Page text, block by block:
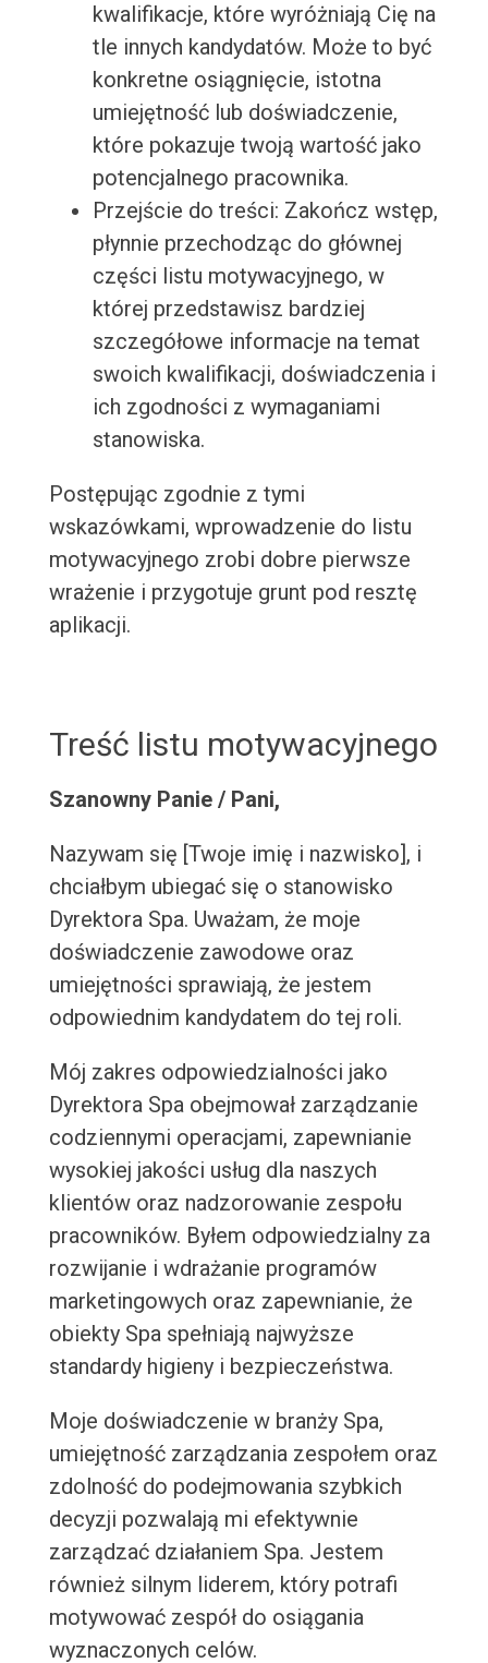
kwalifikacje, które wyróżniają Cię na
tle innych kandydatów. Może to być
konkretne osiągnięcie, istotna
umiejętność lub doświadczenie,
które pokazuje twoją wartość jako
potencjalnego pracownika.
Przejście do treści: Zakończ wstęp,
płynnie przechodząc do głównej
części listu motywacyjnego, w
której przedstawisz bardziej
szczegółowe informacje na temat
swoich kwalifikacji, doświadczenia i
ich zgodności z wymaganiami
stanowiska.
Postępując zgodnie z tymi
wskazówkami, wprowadzenie do listu
motywacyjnego zrobi dobre pierwsze
wrażenie i przygotuje grunt pod resztę
aplikacji.
Treść listu motywacyjnego
Szanowny Panie / Pani,
Nazywam się [Twoje imię i nazwisko], i
chciałbym ubiegać się o stanowisko
Dyrektora Spa. Uważam, że moje
doświadczenie zawodowe oraz
umiejętności sprawiają, że jestem
odpowiednim kandydatem do tej roli.
Mój zakres odpowiedzialności jako
Dyrektora Spa obejmował zarządzanie
codziennymi operacjami, zapewnianie
wysokiej jakości usług dla naszych
klientów oraz nadzorowanie zespołu
pracowników. Byłem odpowiedzialny za
rozwijanie i wdrażanie programów
marketingowych oraz zapewnianie, że
obiekty Spa spełniają najwyższe
standardy higieny i bezpieczeństwa.
Moje doświadczenie w branży Spa,
umiejętność zarządzania zespołem oraz
zdolność do podejmowania szybkich
decyzji pozwalają mi efektywnie
zarządzać działaniem Spa. Jestem
również silnym liderem, który potrafi
motywować zespół do osiągania
wyznaczonych celów.